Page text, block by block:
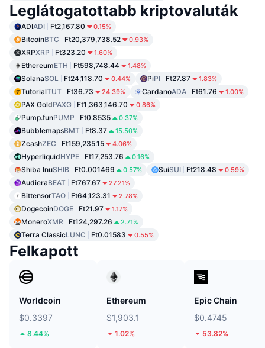
Leglátogatottabb kriptovaluták
ADIADI Ft2,167.80 0.15%
BitcoinBTC Ft20,379,738.52 0.93%
XRPXRP Ft323.20 1.60%
EthereumETH Ft598,748.44 1.48%
SolanaSOL Ft24,118.70 0.44% PiPI Ft27.87 1.83%
TutorialTUT Ft36.73 24.39% CardanoADA Ft61.76 1.00%
PAX GoldPAXG Ft1,363,146.70 0.86%
Pump.funPUMP Ft0.8535 0.37%
BubblemapsBMT Ft8.37 15.50%
ZcashZEC Ft159,235.15 4.06%
HyperliquidHYPE Ft17,253.76 0.16%
Shiba InuSHIB Ft0.001469 0.57% SuiSUI Ft218.48 0.59%
AudieraBEAT Ft767.67 27.21%
BittensorTAO Ft64,123.31 2.78%
DogecoinDOGE Ft21.97 1.17%
MoneroXMR Ft124,297.26 2.71%
Terra ClassicLUNC Ft0.01583 0.55%
Felkapott
Worldcoin
$0.3397
8.44%
Ethereum
$1,903.1
1.02%
Epic Chain
$0.4745
53.82%